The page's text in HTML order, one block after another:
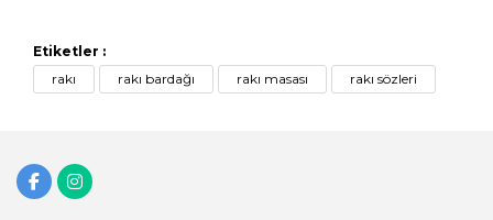
Etiketler :
rakı
rakı bardağı rakı masası rakı sözleri